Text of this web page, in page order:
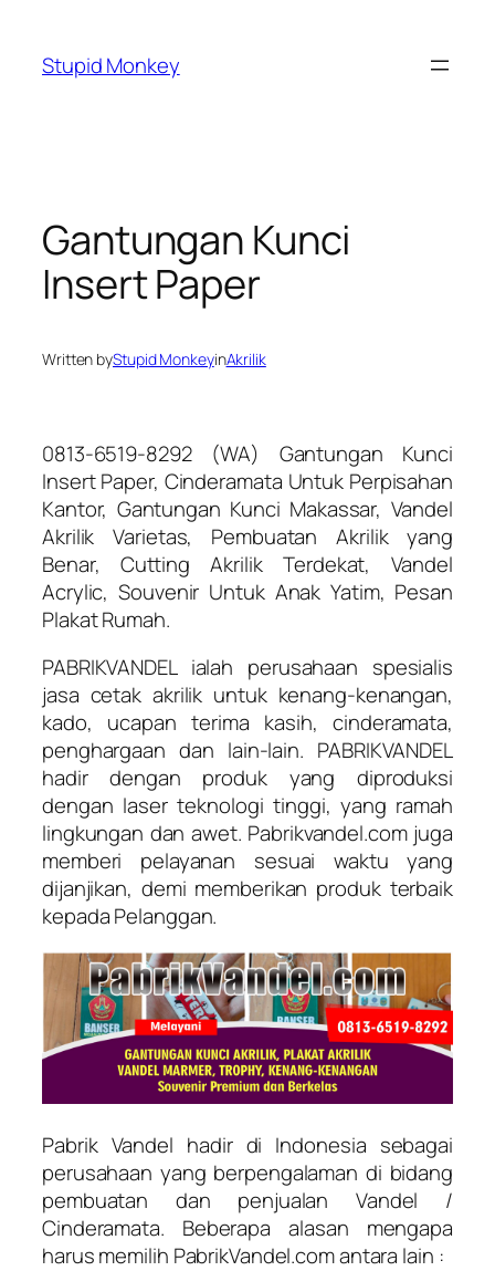
content
Stupid Monkey
Gantungan Kunci
Insert Paper
Written byStupid MonkeyinAkrilik
0813-6519-8292 (WA) Gantungan Kunci
Insert Paper, Cinderamata Untuk Perpisahan
Kantor, Gantungan Kunci Makassar, Vandel
Akrilik Varietas, Pembuatan Akrilik yang
Benar, Cutting Akrilik Terdekat, Vandel
Acrylic, Souvenir Untuk Anak Yatim, Pesan
Plakat Rumah.
PABRIKVANDEL ialah perusahaan spesialis
jasa cetak akrilik untuk kenang-kenangan,
kado, ucapan terima kasih, cinderamata,
penghargaan dan lain-lain. PABRIKVANDEL
hadir dengan produk yang diproduksi
dengan laser teknologi tinggi, yang ramah
lingkungan dan awet. Pabrikvandel.com juga
memberi pelayanan sesuai waktu yang
dijanjikan, demi memberikan produk terbaik
kepada Pelanggan.
Pabrik Vandel hadir di Indonesia sebagai
perusahaan yang berpengalaman di bidang
pembuatan dan penjualan Vandel /
Cinderamata. Beberapa alasan mengapa
harus memilih PabrikVandel.com antara lain :